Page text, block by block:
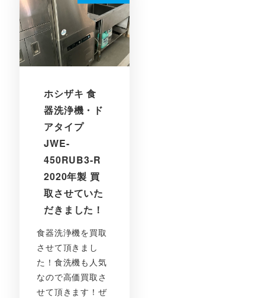
ホシザキ 食
器洗浄機・ド
アタイプ
JWE-
450RUB3-R
2020年製 買
取させていた
だきました！
食器洗浄機を買取
させて頂きまし
た！食洗機も人気
なので高価買取さ
せて頂きます！ぜ